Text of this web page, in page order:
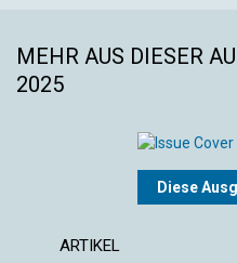
MEHR AUS DIESER
2025
Diese
ARTIKEL